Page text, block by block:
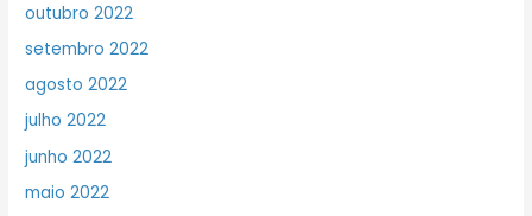
outubro 2022
setembro 2022
agosto 2022
julho 2022
junho 2022
maio 2022